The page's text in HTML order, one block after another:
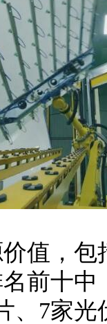
值，包
前十中
、7家光